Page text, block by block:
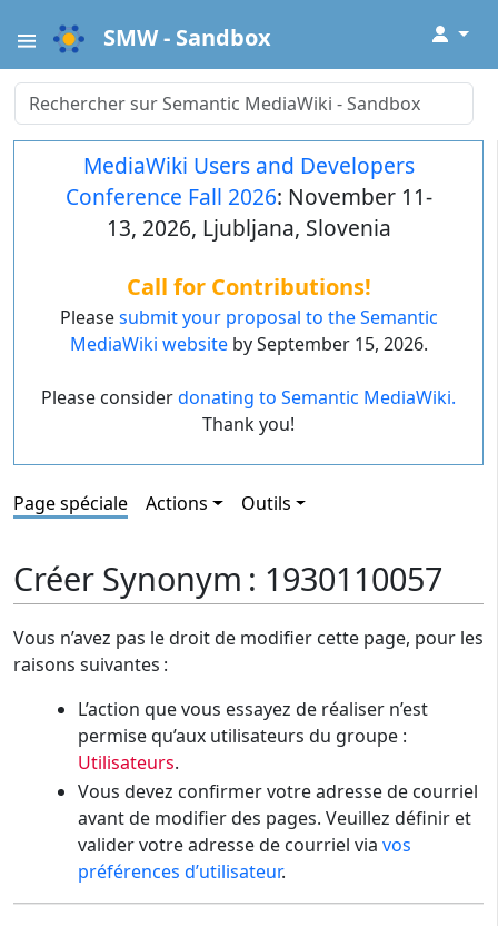
SMW - Sandbox ↓
MediaWiki Users and Developers
Conference Fall 2026: November 11-
13, 2026, Ljubljana, Slovenia
Call for Contributions!
Pleasesubmit your proposal to the Semantic
MediaWiki websiteby September 15, 2026.
Please considerdonating to Semantic MediaWiki.
Thank you!
Page spéciale Actions Outils
Créer Synonym : 1930110057
Vous n’avez pas le droit de modifier cette page, pour les
raisons suivantes :
L’action que vous essayez de réaliser n’est
permise qu’aux utilisateurs du groupe :
Utilisateurs.
Vous devez confirmer votre adresse de courriel
avant de modifier des pages. Veuillez définir et
valider votre adresse de courriel via vos
préférences d’utilisateur.